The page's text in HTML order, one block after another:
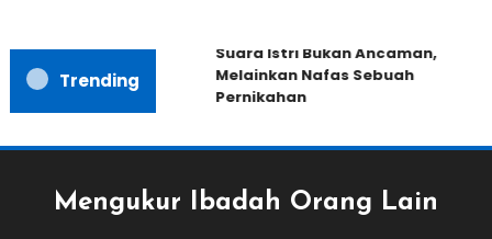
Trending
Suara Istri Bukan Ancaman,
Melainkan Nafas Sebuah
Pernikahan
Mengukur Ibadah Orang Lain